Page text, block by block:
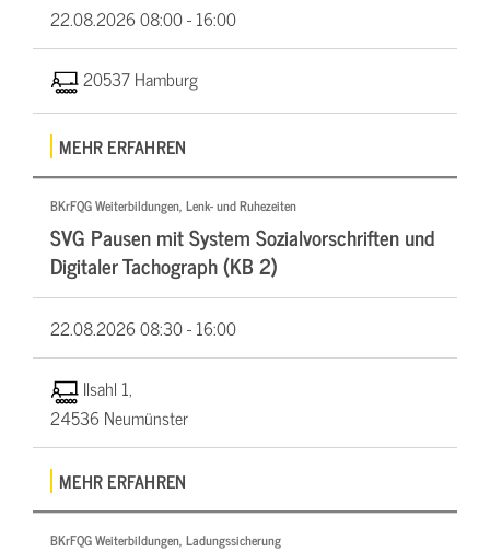
22.08.202608:00 - 16:00
20537 Hamburg
MEHR ERFAHREN
BKrFQG Weiterbildungen, Lenk- und Ruhezeiten
SVG Pausen mit System Sozialvorschriften und
Digitaler Tachograph (KB 2)
22.08.202608:30 - 16:00
Ilsahl 1,
24536 Neumünster
MEHR ERFAHREN
BKrFQG Weiterbildungen, Ladungssicherung